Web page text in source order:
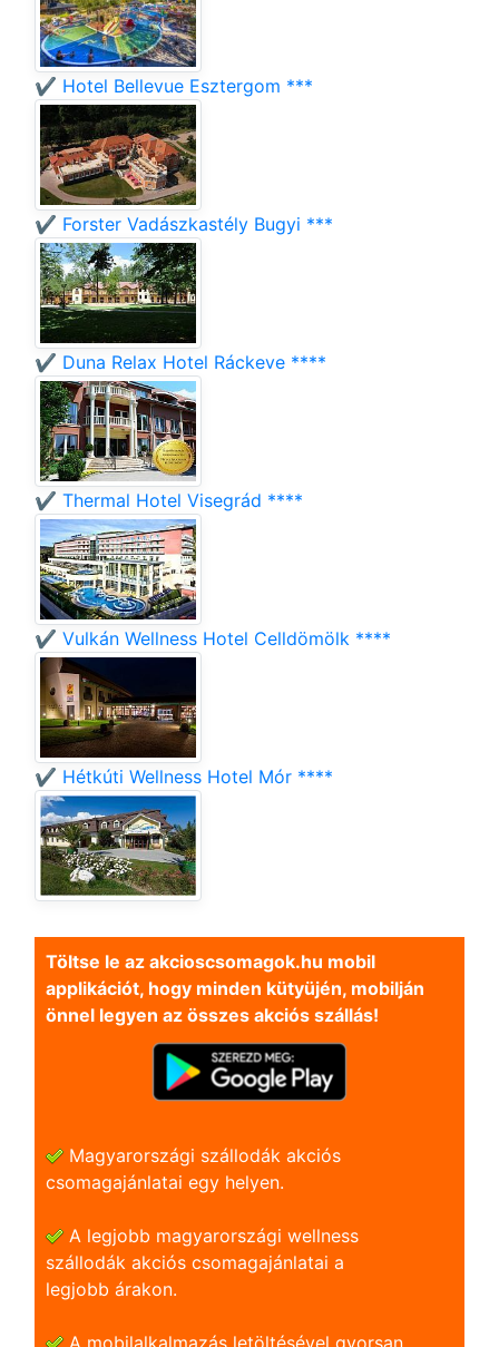
✔️ Hotel Bellevue Esztergom ***
✔️ Forster Vadászkastély Bugyi ***
✔️ Duna Relax Hotel Ráckeve ****
✔️ Thermal Hotel Visegrád ****
✔️ Vulkán Wellness Hotel Celldömölk ****
✔️ Hétkúti Wellness Hotel Mór ****
Töltse le az akcioscsomagok.hu mobil
applikációt, hogy minden kütyüjén, mobilján
önnel legyen az összes akciós szállás!
Magyarországi szállodák akciós
csomagajánlatai egy helyen.
A legjobb magyarországi wellness
szállodák akciós csomagajánlatai a
legjobb árakon.
A mobilalkalmazás letöltésével gyorsan